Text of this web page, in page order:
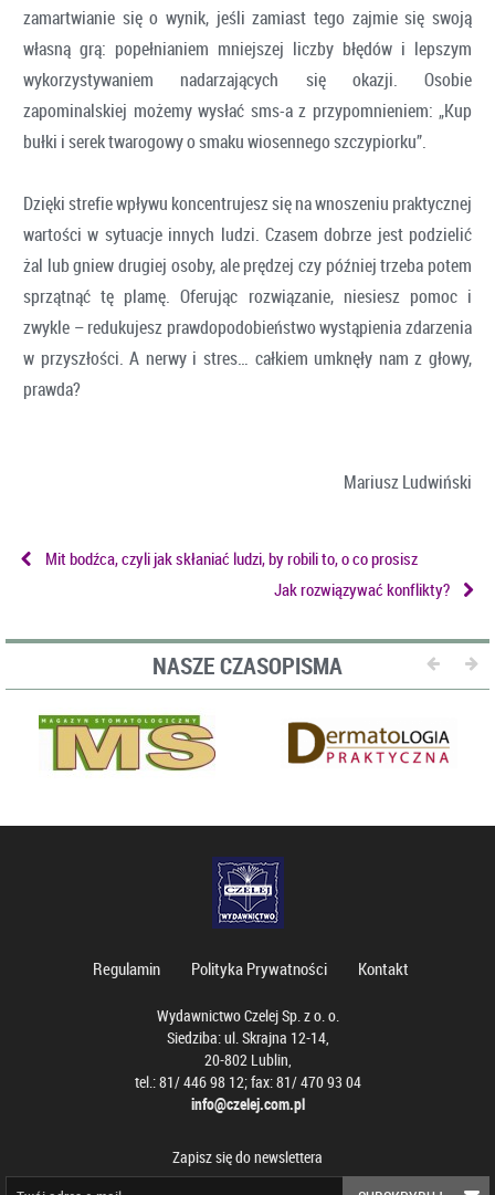
zamartwianie się o wynik, jeśli zamiast tego zajmie się swoją
własną grą: popełnianiem mniejszej liczby błędów i lepszym
wykorzystywaniem nadarzających się okazji. Osobie
zapominalskiej możemy wysłać sms-a z przypomnieniem: „Kup
bułki i serek twarogowy o smaku wiosennego szczypiorku”.
Dzięki strefie wpływu koncentrujesz się na wnoszeniu praktycznej
wartości w sytuacje innych ludzi. Czasem dobrze jest podzielić
żal lub gniew drugiej osoby, ale prędzej czy później trzeba potem
sprzątnąć tę plamę. Oferując rozwiązanie, niesiesz pomoc i
zwykle – redukujesz prawdopodobieństwo wystąpienia zdarzenia
w przyszłości. A nerwy i stres… całkiem umknęły nam z głowy,
prawda?
Mariusz Ludwiński
Mit bodźca, czyli jak skłaniać ludzi, by robili to, o co prosisz
Jak rozwiązywać konflikty?
NASZE CZASOPISMA
Regulamin Polityka Prywatności Kontakt
Wydawnictwo Czelej Sp. z o. o.
Siedziba: ul. Skrajna 12-14,
20-802 Lublin,
tel.: 81/ 446 98 12; fax: 81/ 470 93 04
info@czelej.com.pl
Zapisz się do newslettera